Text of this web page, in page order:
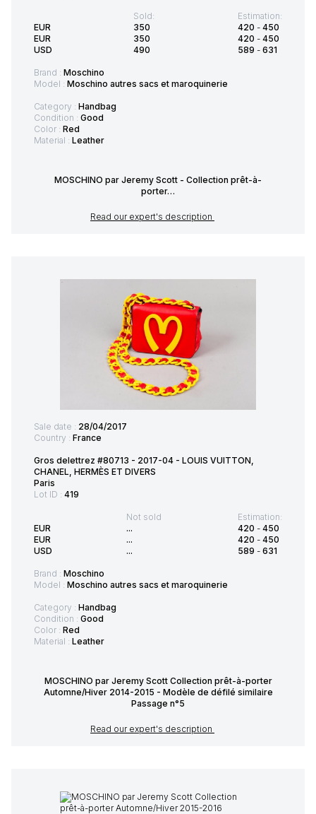
EUR
EUR
USD
Sold:
350
350
490
Estimation:
420 - 450
420 - 450
589 - 631
Brand : Moschino
Model : Moschino autres sacs et maroquinerie
Category : Handbag
Condition : Good
Color : Red
Material : Leather
MOSCHINO par Jeremy Scott - Collection prêt-à-
porter…
Read our expert's description
Sale date : 28/04/2017
Country : France
Gros delettrez #80713 - 2017-04 - LOUIS VUITTON,
CHANEL, HERMÈS ET DIVERS
Paris
Lot ID : 419
EUR
EUR
USD
Not sold
...
...
...
Estimation:
420 - 450
420 - 450
589 - 631
Brand : Moschino
Model : Moschino autres sacs et maroquinerie
Category : Handbag
Condition : Good
Color : Red
Material : Leather
MOSCHINO par Jeremy Scott Collection prêt-à-porter
Automne/Hiver 2014-2015 - Modèle de défilé similaire
Passage n°5
Read our expert's description